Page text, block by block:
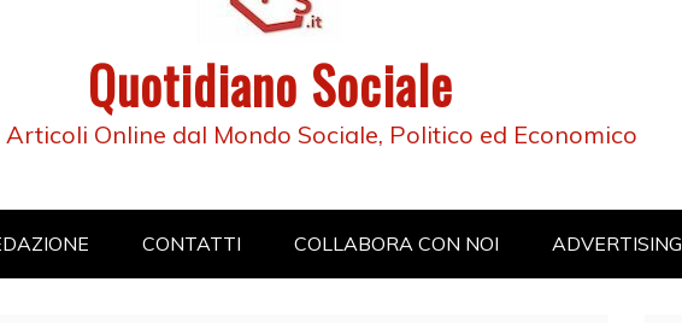
Quotidiano Sociale
Articoli Online dal Mondo Sociale, Politico ed Economico
CONTATTI COLLABORA CON NOI ADVERTISING